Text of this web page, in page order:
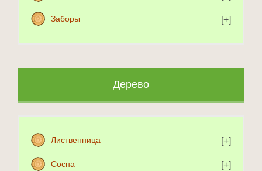
Заборы
Дерево
Лиственница
Сосна